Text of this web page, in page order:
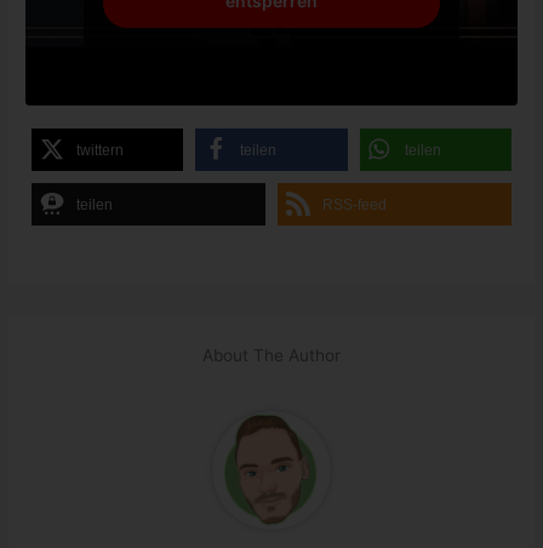
twittern teilen teilen
teilen RSS-feed
About The Author